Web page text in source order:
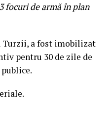
focuri de armă în plan
Turzii, a fost imobilizat
pentru 30 de zile de